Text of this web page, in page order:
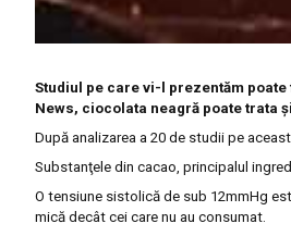
Studiul pe care vi-l prezentăm
News, ciocolata neagră poate trata
După analizarea a 20 de studii pe
Substanţele din cacao, principalul
O tensiune sistolică de sub 12mmHg
mică decât cei care nu au consumat.